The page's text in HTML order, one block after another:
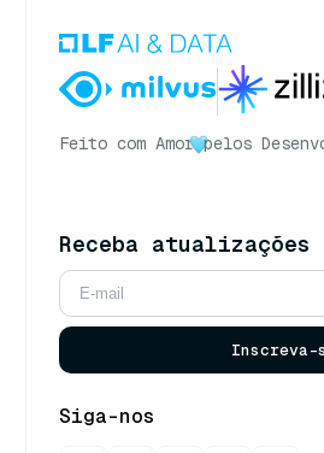
Feito com Amor pelos
Receba atualizações
Inscreva-
Siga-nos